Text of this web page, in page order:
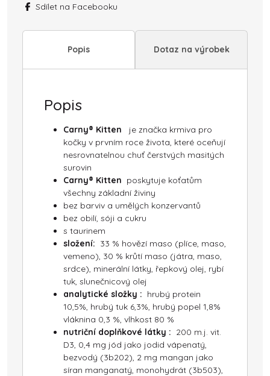
g
Sdílet na Facebooku
Popis Dotaz na výrobek
Popis
Carny® Kitten je značka krmiva pro
kočky v prvním roce života, které oceňují
nesrovnatelnou chuť čerstvých masitých
surovin
Carny® Kitten poskytuje koťatům
všechny základní živiny
bez barviv a umělých konzervantů
bez obilí, sóji a cukru
s taurinem
složení: 33 % hovězí maso (plíce, maso,
vemeno), 30 % krůtí maso (játra, maso,
srdce), minerální látky, řepkový olej, rybí
tuk, slunečnicový olej
analytické složky : hrubý protein
10,5%, hrubý tuk 6,3%, hrubý popel 1,8%
vláknina 0,3 %, vlhkost 80 %
nutriční doplňkové látky : 200 m.j. vit.
D3, 0,4 mg jód jako jodid vápenatý,
bezvodý (3b202), 2 mg mangan jako
síran manganatý, monohydrát (3b503),